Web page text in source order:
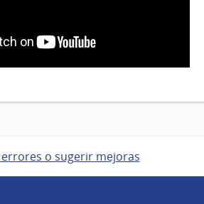
o sugerir mejoras